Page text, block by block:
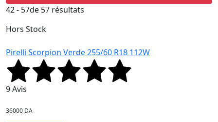
42 - 57de 57 résultats
Hors Stock
Pirelli Scorpion Verde 255/60 R18 112W
9 Avis
36000 DA